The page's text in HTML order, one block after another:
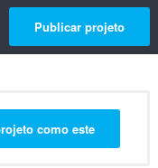
Publicar projeto
como este